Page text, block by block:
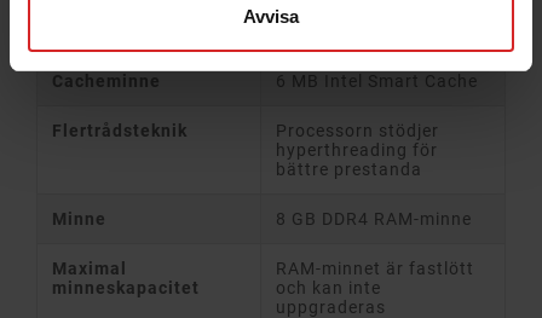
Avvisa
Cacheminne 6 MB Intel Smart Cache
Flertrådsteknik
Processorn stödjer
hyperthreading för
bättre prestanda
Minne 8 GB DDR4 RAM-minne
Maximal
minneskapacitet
RAM-minnet är fastlött
och kan inte
uppgraderas